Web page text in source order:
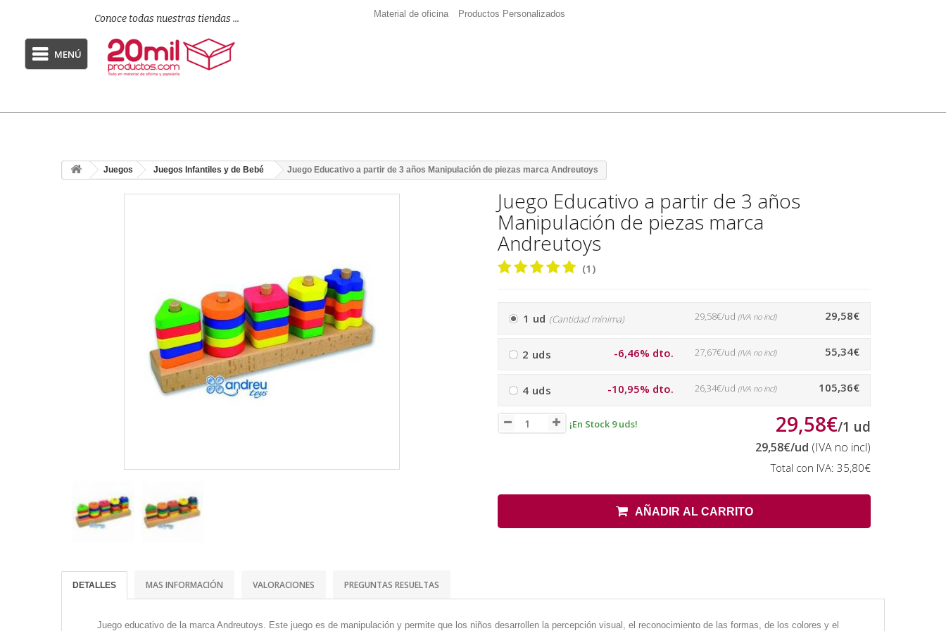
Conoce todas nuestras tiendas ... Material de oficina Productos Personalizados
MENÚ
Juegos Juegos Infantiles y de Bebé Juego Educativo a partir de 3 años Manipulación de piezas marca Andreutoys
Juego Educativo a partir de 3 años
Manipulación de piezas marca
Andreutoys
(1)
1 ud (Cantidad mínima) 29,58€
29,58€/ud (IVA no incl)
2 uds -6,46% dto. 55,34€
27,67€/ud (IVA no incl)
4 uds -10,95% dto. 105,36€
26,34€/ud (IVA no incl)
¡En Stock 9 uds! 29,58€/1 ud
29,58€/ud (IVA no incl)
Total con IVA: 35,80€
AÑADIR AL CARRITO
DETALLES MAS INFORMACIÓN VALORACIONES PREGUNTAS RESUELTAS
Juego educativo de la marca Andreutoys. Este juego es de manipulación y permite que los niños desarrollen la percepción visual, el reconocimiento de las formas, de los colores y el